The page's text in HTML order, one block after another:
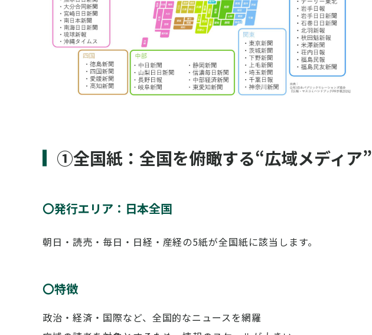
①全国紙：全国を俯瞰する“広域メディア”
〇発行エリア：日本全国
朝日・読売・毎日・日経・産経の5紙が全国紙に該当します。
〇特徴
政治・経済・国際など、全国的なニュースを網羅